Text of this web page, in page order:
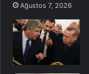
Ağustos 7, 2026